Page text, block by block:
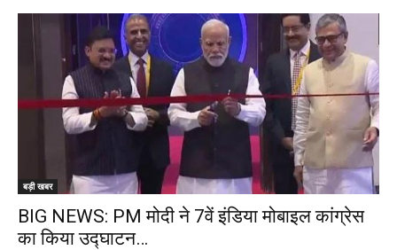
बड़ी खबर
BIG NEWS: PM मोदी ने 7वें इंडिया मोबाइल कांग्रेस
का किया उद्घाटन…